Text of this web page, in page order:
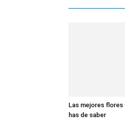
Las mejores flores
has de saber